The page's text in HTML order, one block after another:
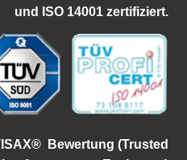
und ISO 14001 zertifiziert.
Bewertung (Trusted